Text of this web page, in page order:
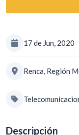
17 de Jun, 2020
Renca, Región
Descripción